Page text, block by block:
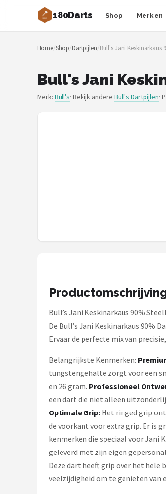
180Darts Shop Merken
Zoeken
NAVIGATIE
Merken
Dartshop
Winmau
ABC Darts
Harrows
Unicorn
Home/Shop/Dartpijlen/Bull's Jani Keskinarkaus
Bull's Jani
Merk: Bull's· Bekijk andere Bull's Dartpijlen·
Productomschrijving
Bull’s Jani Keskinarkaus 90%
De Bull’s Jani Keskinarkaus 90%
Ervaar de perfecte mix van
Belangrijkste Kenmerken:
tungstengehalte zorgt voor een
en 26 gram. Professioneel
een dart die niet alleen
Optimale Grip: Het ringed grip
de voorkant voor extra grip. Er is
kenmerken die speciaal voor Jani
geleverd met zijn eigen
Deze dart heeft grip over het hele
veelzijdigheid om te genieten van